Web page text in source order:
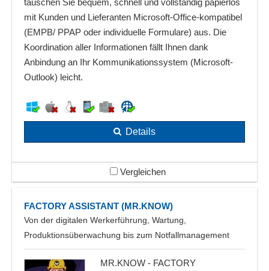
tauschen Sie bequem, schnell und vollständig papierlos
mit Kunden und Lieferanten Microsoft-Office-kompatibel
(EMPB/ PPAP oder individuelle Formulare) aus. Die
Koordination aller Informationen fällt Ihnen dank
Anbindung an Ihr Kommunikationssystem (Microsoft-
Outlook) leicht.
Details
Vergleichen
FACTORY ASSISTANT (MR.KNOW)
Von der digitalen Werkerführung, Wartung,
Produktionsüberwachung bis zum Notfallmanagement
MR.KNOW - FACTORY